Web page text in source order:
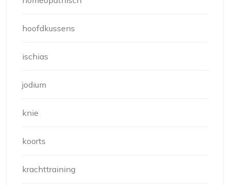
hoofdkussens
ischias
jodium
knie
koorts
krachttraining